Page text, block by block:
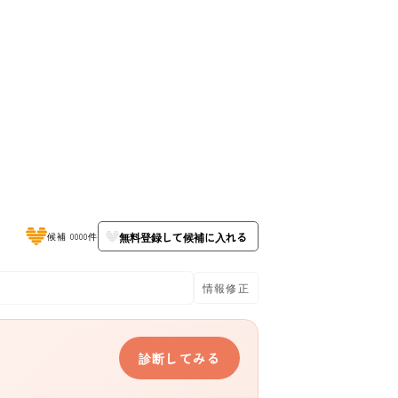
候補 0000件 無料登録して候補に入れる
情報修正
診断してみる